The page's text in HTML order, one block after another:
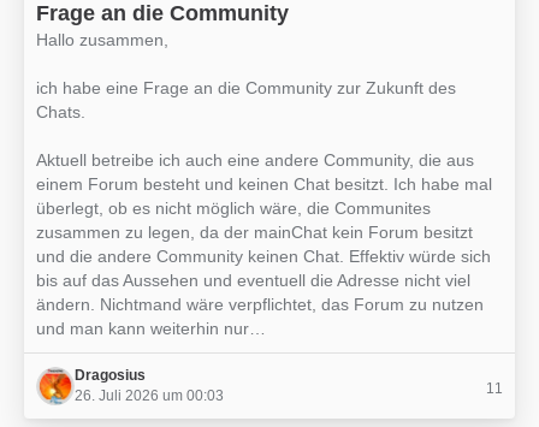
Frage an die Community
Hallo zusammen,
ich habe eine Frage an die Community zur Zukunft des
Chats.
Aktuell betreibe ich auch eine andere Community, die aus
einem Forum besteht und keinen Chat besitzt. Ich habe mal
überlegt, ob es nicht möglich wäre, die Communites
zusammen zu legen, da der mainChat kein Forum besitzt
und die andere Community keinen Chat. Effektiv würde sich
bis auf das Aussehen und eventuell die Adresse nicht viel
ändern. Nichtmand wäre verpflichtet, das Forum zu nutzen
und man kann weiterhin nur…
Dragosius
26. Juli 2026 um 00:03
11